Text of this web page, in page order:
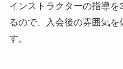
インストラクターの指導
るので、入会後の雰囲気を
す。